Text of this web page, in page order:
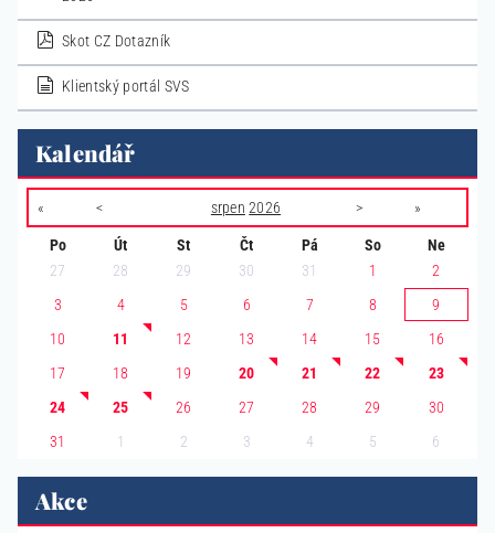
pdf
Skot CZ Dotazník
dokument
Klientský portál SVS
Kalendář
« < srpen 2026 > »
Po Út St Čt Pá So
Ne
27
28 29 30 31 1
2
3
4 5 6 7 8
9
10
11 12 13 14 15
16
17
18 19 20 21 22
23
24
25 26 27 28 29
30
31
1 2 3 4 5 6
Akce